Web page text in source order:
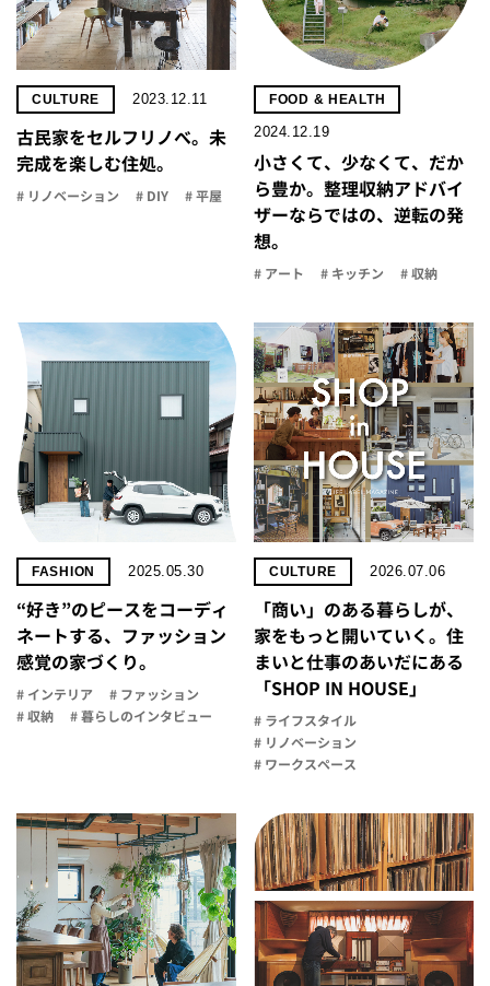
CULTURE 2023.12.11
古民家をセルフリノべ。未
完成を楽しむ住処。
# リノベーション # DIY # 平屋
FOOD & HEALTH
2024.12.19
小さくて、少なくて、だか
ら豊か。整理収納アドバイ
ザーならではの、逆転の発
想。
# アート # キッチン # 収納
FASHION 2025.05.30
“好き”のピースをコーディ
ネートする、ファッション
感覚の家づくり。
# インテリア
# ファッション
# 収納
# 暮らしのインタビュー
CULTURE 2026.07.06
「商い」の​ある​暮らしが、​
家を​もっと​開いていく。​住
まいと​仕事の​あいだに​ある​
「SHOP IN HOUSE」
# ライフスタイル
# リノベーション
# ワークスペース